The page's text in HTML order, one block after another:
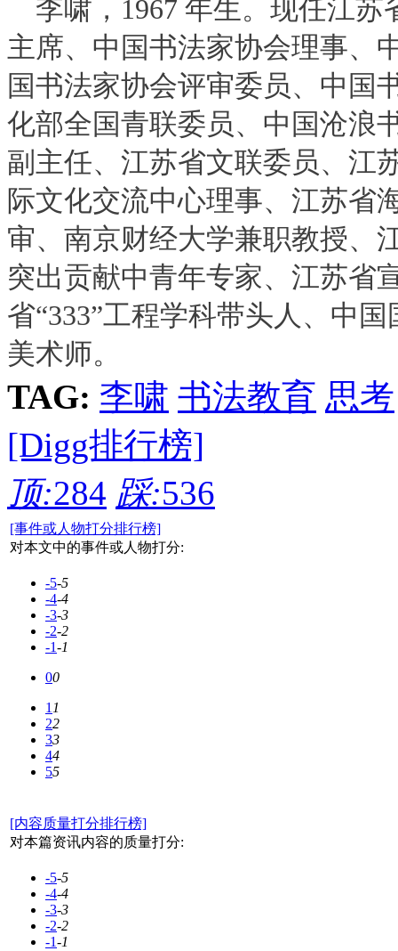
李啸，1967 年生。现任江
主席、中国书法家协会理事、
国书法家协会评审委员、中国
化部全国青联委员、中国沧浪
副主任、江苏省文联委员、江
际文化交流中心理事、江苏省
审、南京财经大学兼职教授、
突出贡献中青年专家、江苏省
省“333”工程学科带头人、中
美术师。
TAG: 李啸 书法教育 思考
[Digg排行榜]
顶:284 踩:536
[事件或人物打分排行榜]
对本文中的事件或人物打分:
-5-5
-4-4
-3-3
-2-2
-1-1
00
11
22
33
44
55
[内容质量打分排行榜]
对本篇资讯内容的质量打分:
-5-5
-4-4
-3-3
-2-2
-1-1